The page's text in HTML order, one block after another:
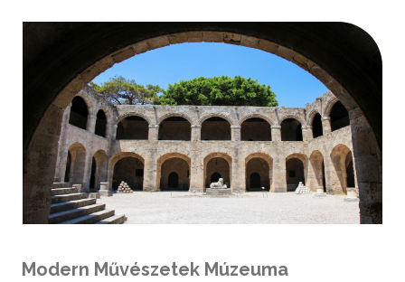
Modern Művészetek Múzeuma